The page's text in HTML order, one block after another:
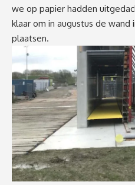
we op papier hadden
klaar om in augustus de
plaatsen.